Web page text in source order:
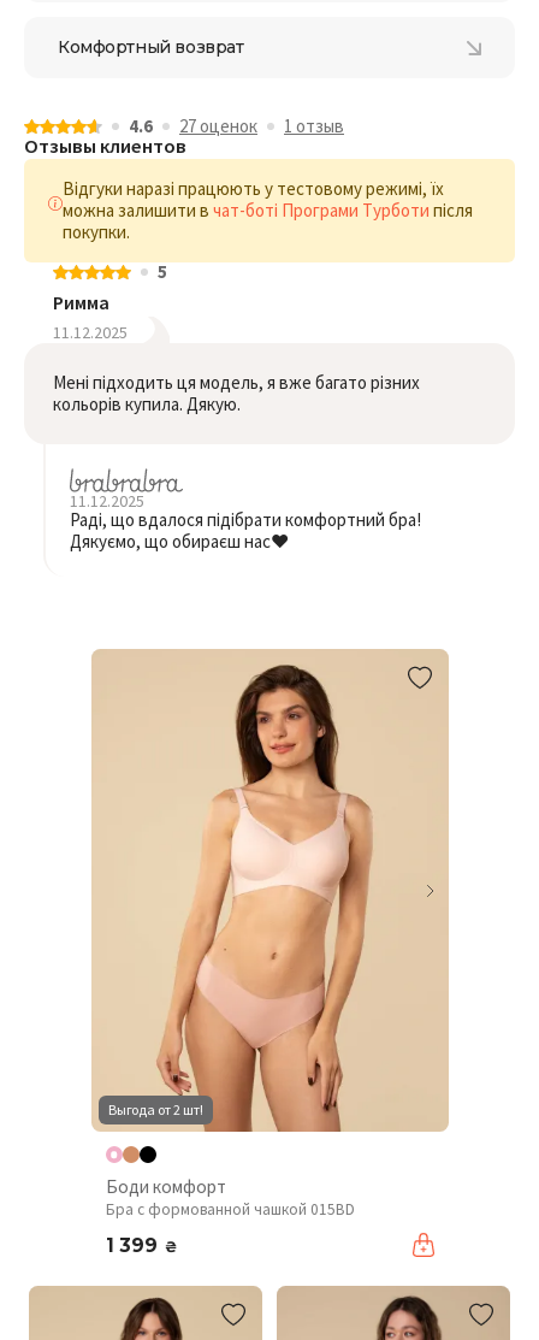
Комфортный возврат
4.6 27 оценок 1 отзыв
Отзывы клиентов
Відгуки наразі працюють у тестовому режимі, їх
можна залишити в чат-боті Програми Турботи після
покупки.
5
Римма
11.12.2025
Мені підходить ця модель, я вже багато різних
кольорів купила. Дякую.
11.12.2025
Раді, що вдалося підібрати комфортний бра!
Дякуємо, що обираєш нас❤️
Выгода от 2 шт!
Боди комфорт
Бра с формованной чашкой 015BD
1 399 ₴